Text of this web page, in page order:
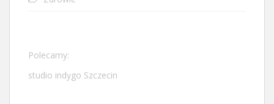
Polecamy:
studio indygo Szczecin